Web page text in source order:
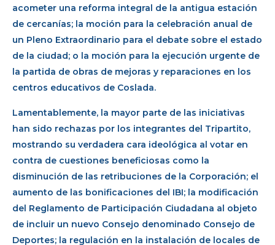
acometer una reforma integral de la antigua estación
de cercanías; la moción para la celebración anual de
un Pleno Extraordinario para el debate sobre el estado
de la ciudad; o la moción para la ejecución urgente de
la partida de obras de mejoras y reparaciones en los
centros educativos de Coslada.
Lamentablemente, la mayor parte de las iniciativas
han sido rechazas por los integrantes del Tripartito,
mostrando su verdadera cara ideológica al votar en
contra de cuestiones beneficiosas como la
disminución de las retribuciones de la Corporación; el
aumento de las bonificaciones del IBI; la modificación
del Reglamento de Participación Ciudadana al objeto
de incluir un nuevo Consejo denominado Consejo de
Deportes; la regulación en la instalación de locales de